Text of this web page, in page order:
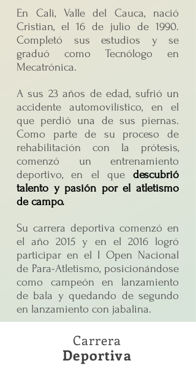
En Cali, Valle del Cauca, nació
Cristian, el 16 de julio de 1990.
Completó sus estudios y se
graduó como Tecnólogo en
Mecatrónica.
A sus 23 años de edad, sufrió un
accidente automovilístico, en el
que perdió una de sus piernas.
Como parte de su proceso de
rehabilitación con la prótesis,
comenzó un entrenamiento
deportivo, en el que descubrió
talento y pasión por el atletismo
de campo.
Su carrera deportiva comenzó en
el año 2015 y en el 2016 logró
participar en el I Open Nacional
de Para-Atletismo, posicionándose
como campeón en lanzamiento
de bala y quedando de segundo
en lanzamiento con jabalina.
Carrera
Deportiva